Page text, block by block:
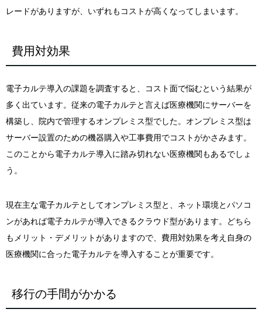
レードがありますが、いずれもコストが高くなってしまいます。
費用対効果
電子カルテ導入の課題を調査すると、コスト面で悩むという結果が
多く出ています。従来の電子カルテと言えば医療機関にサーバーを
構築し、院内で管理するオンプレミス型でした。オンプレミス型は
サーバー設置のための機器購入や工事費用でコストがかさみます。
このことから電子カルテ導入に踏み切れない医療機関もあるでしょ
う。
現在主な電子カルテとしてオンプレミス型と、ネット環境とパソコ
ンがあれば電子カルテが導入できるクラウド型があります。どちら
もメリット・デメリットがありますので、費用対効果を考え自身の
医療機関に合った電子カルテを導入することが重要です。
移行の手間がかかる